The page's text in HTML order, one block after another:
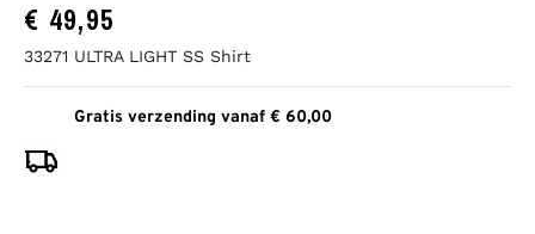
€ 49,95
33271 ULTRA LIGHT SS Shirt
Gratis verzending vanaf € 60,00